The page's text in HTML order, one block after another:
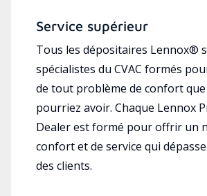
Service supérieur
Tous les dépositaires Lennox®
spécialistes du CVAC formés
de tout problème de confort
pourriez avoir. Chaque Lennox
Dealer est formé pour offrir un
confort et de service qui
des clients.